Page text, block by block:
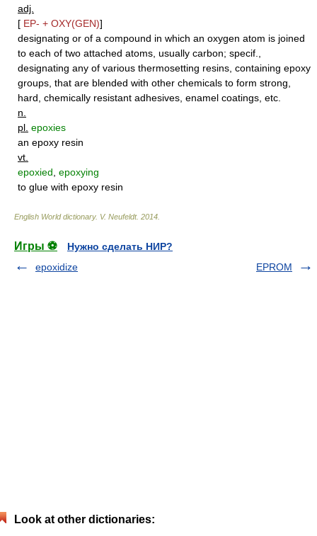
adj.
[ EP- + OXY(GEN)]
designating or of a compound in which an oxygen atom is joined
to each of two attached atoms, usually carbon; specif.,
designating any of various thermosetting resins, containing epoxy
groups, that are blended with other chemicals to form strong,
hard, chemically resistant adhesives, enamel coatings, etc.
n.
pl. epoxies
an epoxy resin
vt.
epoxied epoxying
to glue with epoxy resin
English World dictionary. V. Neufeldt. 2014
Игры ⚽
Нужно сделать НИР?
epoxidize
EPROM
Look at other dictionaries: